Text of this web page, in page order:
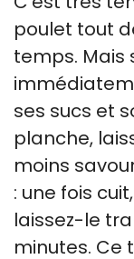
poulet tout
temps. Mais
ses sucs et
planche,
moins
: une fois
laissez-le
minutes. Ce